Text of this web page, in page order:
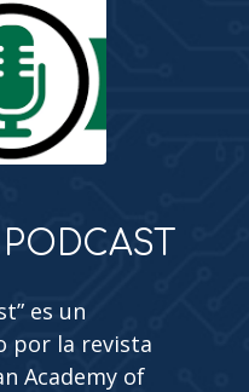
es un
por la revista
Academy of